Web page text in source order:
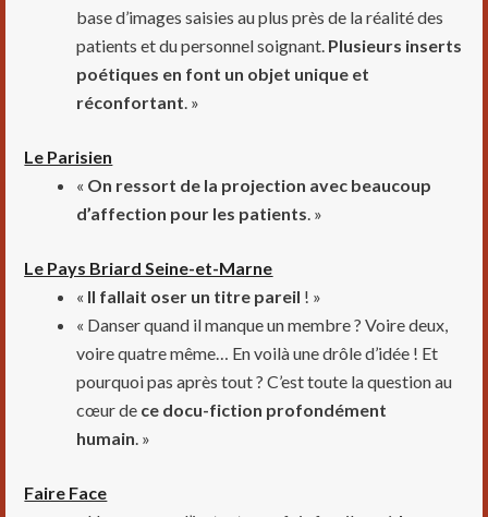
base d’images saisies au plus près de la réalité des
patients et du personnel soignant. Plusieurs inserts
poétiques en font un objet unique et
réconfortant . »
Le Parisien
« On ressort de la projection avec beaucoup
d’affection pour les patients . »
Le Pays Briard Seine-et-Marne
« Il fallait oser un titre pareil ! »
« Danser quand il manque un membre ? Voire deux,
voire quatre même… En voilà une drôle d’idée ! Et
pourquoi pas après tout ? C’est toute la question au
cœur de ce docu-fiction profondément
humain . »
Faire Face